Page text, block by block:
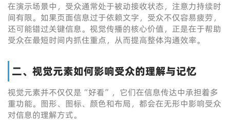
在演示场景中，受众通常处于被动接收状态，注意力持续时
间有限。如果页面信息过于依赖文字，受众不仅容易疲劳，
还可能错过关键信息。视觉传播的核心价值，正是在于帮助
受众在最短时间内抓住重点，从而提高整体沟通效率。
二、视觉元素如何影响受众的理解与记忆
视觉元素并不仅仅是“好看”，它们在信息传达中承担着多
重功能。图形、图标、颜色和布局，都会在无形中影响受众
对信息的理解方式。